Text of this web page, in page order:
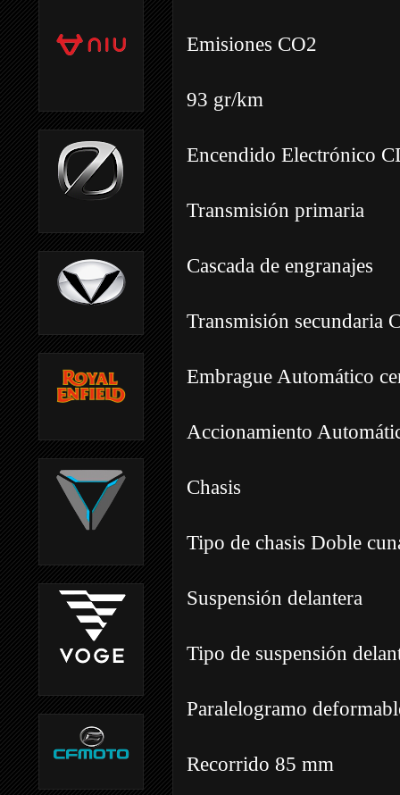
Emisiones CO2
93 gr/km
Encendido Electrónico
Transmisión primaria
Cascada de engranajes
Transmisión secundaria
Embrague Automático
Accionamiento
Chasis
Tipo de chasis Doble
Suspensión delantera
Tipo de suspensión
Paralelogramo
Recorrido 85 mm